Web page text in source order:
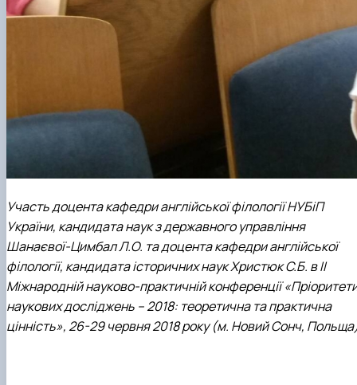
Участь доцента кафедри англійської філології НУБіП
України, кандидата наук з державного управління
Шанаєвої-Цимбал Л.О. та доцента кафедри англійської
філології, кандидата історичних наук Христюк С.Б. в ІІ
Міжнародній науково-практичній конференції
наукових досліджень – 2018: теоретична та практична
цінність», 26-29 червня 2018 року (м. Новий Сонч,